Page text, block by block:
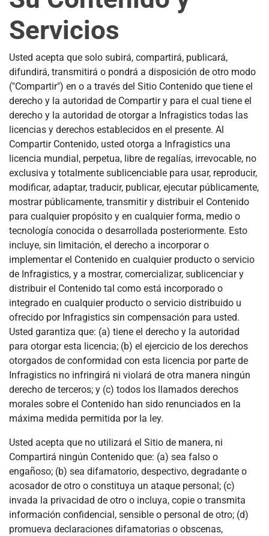
Servicios
Usted acepta que solo subirá, compartirá, publicará,
difundirá, transmitirá o pondrá a disposición de otro modo
("Compartir") en o a través del Sitio Contenido que tiene el
derecho y la autoridad de Compartir y para el cual tiene el
derecho y la autoridad de otorgar a Infragistics todas las
licencias y derechos establecidos en el presente. Al
Compartir Contenido, usted otorga a Infragistics una
licencia mundial, perpetua, libre de regalías, irrevocable, no
exclusiva y totalmente sublicenciable para usar, reproducir,
modificar, adaptar, traducir, publicar, ejecutar públicamente,
mostrar públicamente, transmitir y distribuir el Contenido
para cualquier propósito y en cualquier forma, medio o
tecnología conocida o desarrollada posteriormente. Esto
incluye, sin limitación, el derecho a incorporar o
implementar el Contenido en cualquier producto o servicio
de Infragistics, y a mostrar, comercializar, sublicenciar y
distribuir el Contenido tal como está incorporado o
integrado en cualquier producto o servicio distribuido u
ofrecido por Infragistics sin compensación para usted.
Usted garantiza que: (a) tiene el derecho y la autoridad
para otorgar esta licencia; (b) el ejercicio de los derechos
otorgados de conformidad con esta licencia por parte de
Infragistics no infringirá ni violará de otra manera ningún
derecho de terceros; y (c) todos los llamados derechos
morales sobre el Contenido han sido renunciados en la
máxima medida permitida por la ley.
Usted acepta que no utilizará el Sitio de manera, ni
Compartirá ningún Contenido que: (a) sea falso o
engañoso; (b) sea difamatorio, despectivo, degradante o
acosador de otro o constituya un ataque personal; (c)
invada la privacidad de otro o incluya, copie o transmita
información confidencial, sensible o personal de otro; (d)
promueva declaraciones difamatorias o obscenas,